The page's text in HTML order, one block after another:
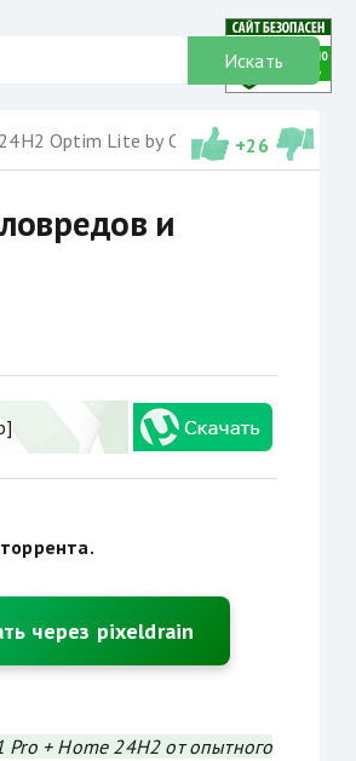
Искать
Lite by OVG без зловредов и рекламы
+26
и
через pixeldrain
+ Home 24H2 от опытного